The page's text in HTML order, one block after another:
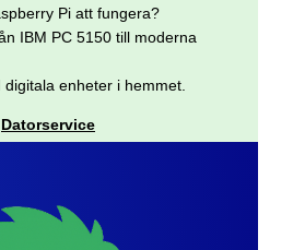
Pi att fungera?
IBM PC 5150 till moderna
enheter i hemmet.
Datorservice